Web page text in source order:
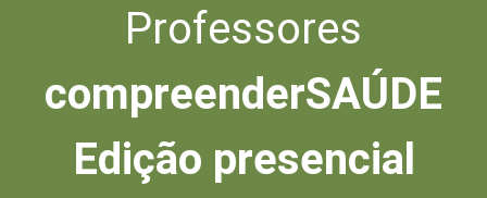
Professores
compreenderSAÚDE
Edição presencial